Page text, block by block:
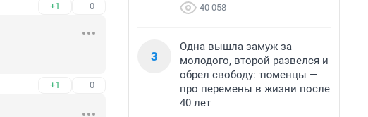
+1 –0
+1 –0
40 058
3
Одна вышла замуж за
молодого, второй развелся и
обрел свободу: тюменцы —
про перемены в жизни после
40 лет